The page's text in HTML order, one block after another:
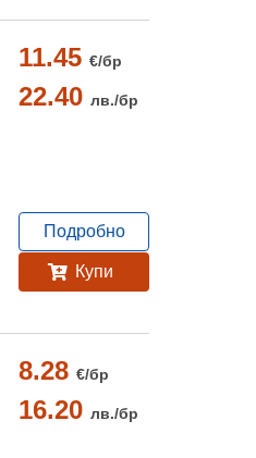
11.45 €/бр
22.40 лв./бр
Подробно
Купи
8.28 €/бр
16.20 лв./бр